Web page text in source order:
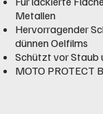
Metallen
Hervorragender
dünnen Oelfilms
Schützt vor Staub
MOTO PROTECT